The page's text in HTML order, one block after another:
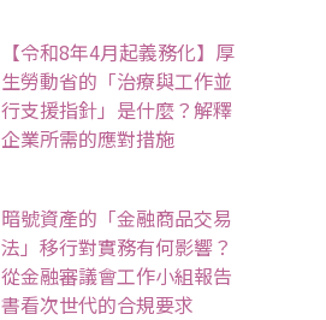
【令和8年4月起義務化】厚
生勞動省的「治療與工作並
行支援指針」是什麼？解釋
企業所需的應對措施
暗號資產的「金融商品交易
法」移行對實務有何影響？
從金融審議會工作小組報告
書看次世代的合規要求